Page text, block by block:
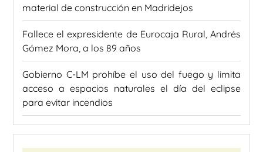
material de construcción en Madridejos
Fallece el expresidente de Eurocaja Rural, Andrés
Gómez Mora, a los 89 años
Gobierno C-LM prohíbe el uso del fuego y limita
acceso a espacios naturales el día del eclipse
para evitar incendios